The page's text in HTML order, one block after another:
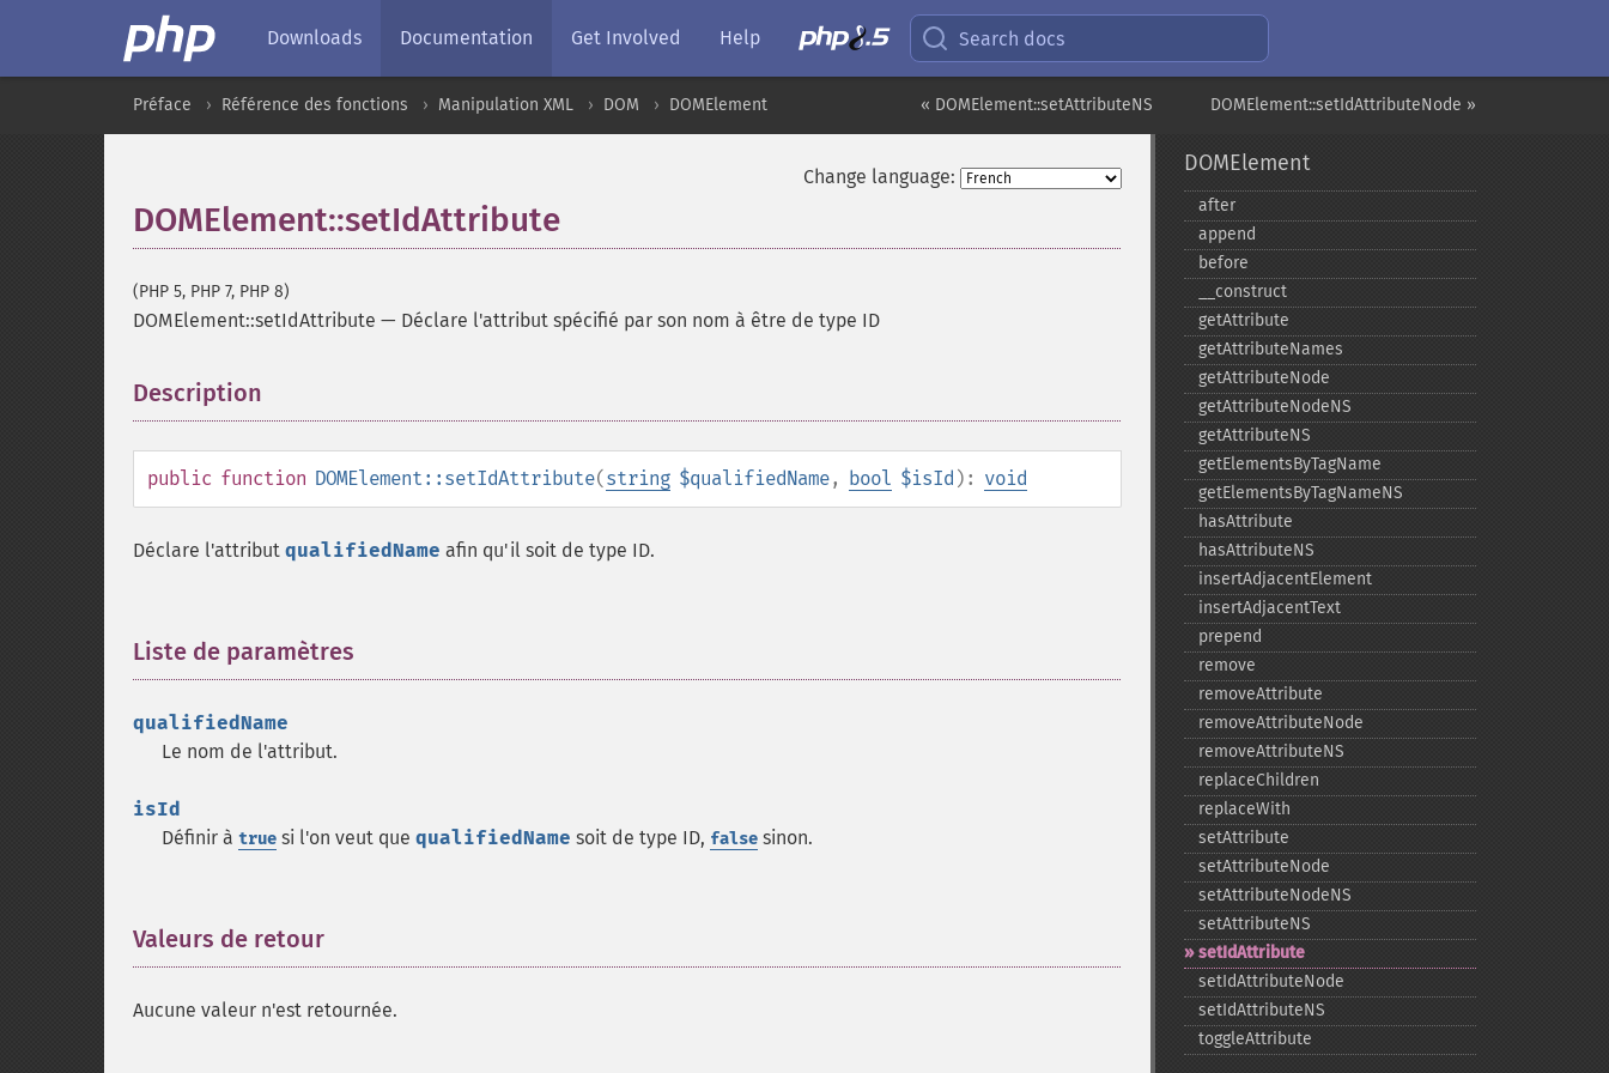
Downloads Documentation Get Involved Help Search docs
DOMElement::setIdAttributeNode »
« DOMElement::setAttributeNS
Préface Référence des fonctions Manipulation XML DOM DOMElement
Change language:
DOMElement::setIdAttribute
(PHP 5, PHP 7, PHP 8)
DOMElement::setIdAttribute — Déclare l'attribut spécifié par son nom à être de type ID
Description
public function DOMElement::setIdAttribute(string $qualifiedName, bool $isId ): void
Déclare l'attribut qualifiedName afin qu'il soit de type ID.
Liste de paramètres
qualifiedName
Le nom de l'attribut.
isId
Définir à true si l'on veut que qualifiedName soit de type ID, false sinon.
Valeurs de retour
Aucune valeur n'est retournée.
DOMElement
after
append
before
_​_​construct
getAttribute
getAttributeNames
getAttributeNode
getAttributeNodeNS
getAttributeNS
getElementsByTagName
getElementsByTagNameNS
hasAttribute
hasAttributeNS
insertAdjacentElement
insertAdjacentText
prepend
remove
removeAttribute
removeAttributeNode
removeAttributeNS
replaceChildren
replaceWith
setAttribute
setAttributeNode
setAttributeNodeNS
setAttributeNS
setIdAttribute
setIdAttributeNode
setIdAttributeNS
toggleAttribute